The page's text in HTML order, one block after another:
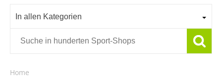
In allen Kategorien
Home